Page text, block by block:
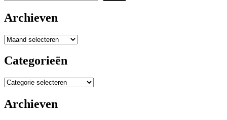
Archieven
Archieven
Categorieën
Categorieën
Archieven